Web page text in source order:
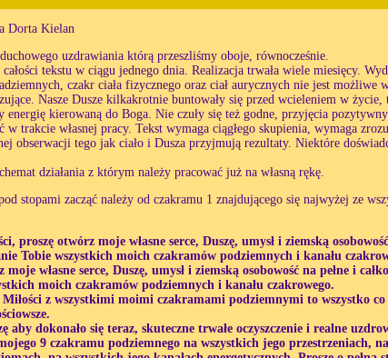
Dorta Kielan
uzdrawiania którą przeszliśmy oboje, równocześnie.
tekstu w ciągu jednego dnia. Realizacja trwała wiele miesięcy.
czakr ciała fizycznego oraz ciał aurycznych nie jest możliwe
Nasze Dusze kilkakrotnie buntowały się przed wcieleniem w życie,
energię kierowaną do Boga. Nie czuły się też godne, przyjęcia
trakcie własnej pracy. Tekst wymaga ciągłego skupienia, wymaga
obserwacji tego jak ciało i Dusza przyjmują rezultaty. Niektóre
działania z którym należy pracować już na własną rękę.
stopami zacząć należy od czakramu 1 znajdującego się najwyżej ze
proszę otwórz moje własne serce, Duszę, umysł i ziemską
Tobie wszystkich moich czakramów podziemnych i kanału
własne serce, Duszę, umysł i ziemską osobowość na pełne i
moich czakramów podziemnych i kanału czakrowego.
Miłości z wszystkimi moimi czakramami podziemnymi to wszystko
aby dokonało się teraz, skuteczne trwałe oczyszczenie i realne
9 czakramu podziemnego na wszystkich jego przestrzeniach,